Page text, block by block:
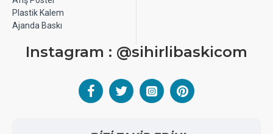
Plastik Kalem
Ajanda Baskı
Instagram : @sihirlibaskicom